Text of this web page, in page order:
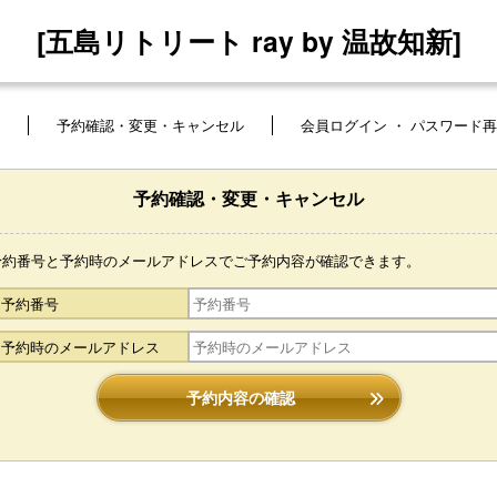
[五島リトリート ray by 温故知新]
予約確認・変更・キャンセル 会員ログイン ・ パスワード
予約確認・変更・キャンセル
番号と予約時のメールアドレスでご予約内容が確認できます。
予約番号
予約時のメールアドレス
予約内容の確認